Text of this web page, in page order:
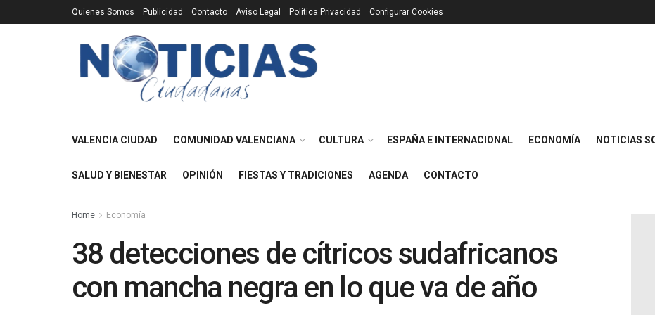
Quienes Somos Publicidad Contacto Aviso Legal Política Privacidad Configurar Cookies
VALENCIA CIUDAD COMUNIDAD VALENCIANA CULTURA ESPAÑA E INTERNACIONAL ECONOMÍA NOTICIAS
SALUD Y BIENESTAR OPINIÓN FIESTAS Y TRADICIONES AGENDA CONTACTO
Home Economía
38 detecciones de cítricos sudafricanos
con mancha negra en lo que va de año